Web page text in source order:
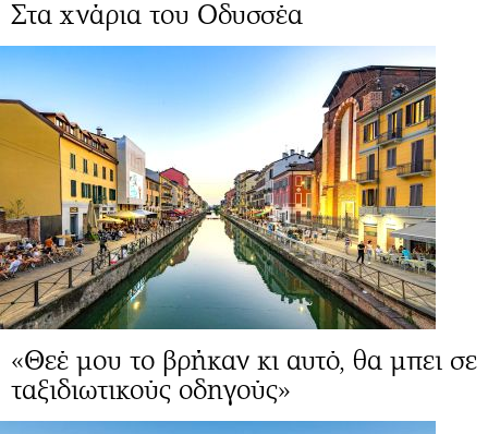
Στα χνάρια του Οδυσσέα
«Θεέ μου το βρήκαν κι αυτό, θα μπει σε
ταξιδιωτικούς οδηγούς»